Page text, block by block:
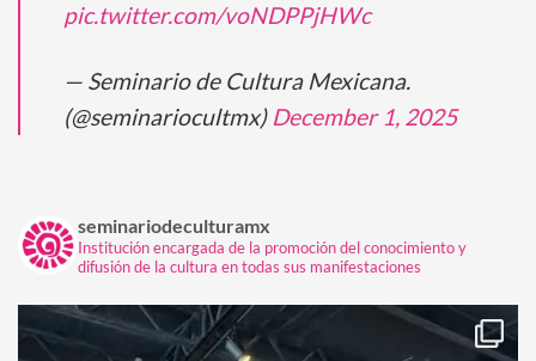
pic.twitter.com/voNDPPjHWc
— Seminario de Cultura Mexicana.
(@seminariocultmx) December 1, 2025
seminariodeculturamx
Institución encargada de la promoción del conocimiento y
difusión de la cultura en todas sus manifestaciones